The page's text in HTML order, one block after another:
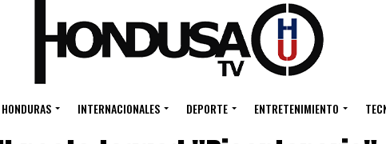
HONDURAS INTERNACIONALES DEPORTE ENTRETENIMIENTO